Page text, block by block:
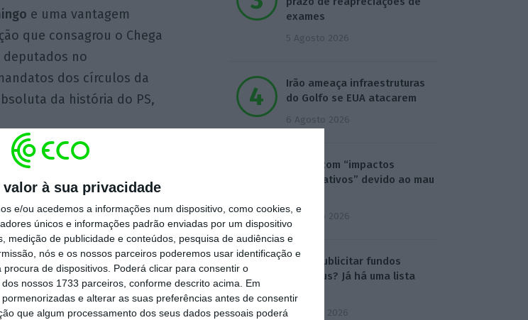
valor à sua privacidade
e/ou acedemos a informações num dispositivo, como cookies, e
únicos e informações padrão enviadas por um dispositivo
medição de publicidade e conteúdos, pesquisa de audiências e
nós e os nossos parceiros poderemos usar identificação e
de dispositivos. Poderá clicar para consentir o
nossos 1733 parceiros, conforme descrito acima. Em
e alterar as suas preferências antes de consentir
que algum processamento dos seus dados pessoais poderá
e uma vantagem
que consagrou o Chega
deputados no
dos círculos da
da história do PS,
do que
exames
5 Agosto 2026
Irão ameaça infraestruturas
do Golfo se EUA atacarem
6 Agosto 2026
Praias com “impactos
significativos” devido ao mau
6 Agosto 2026
Onde publicitar fundos
europeus? Já há uma lista
7 Agosto 2026